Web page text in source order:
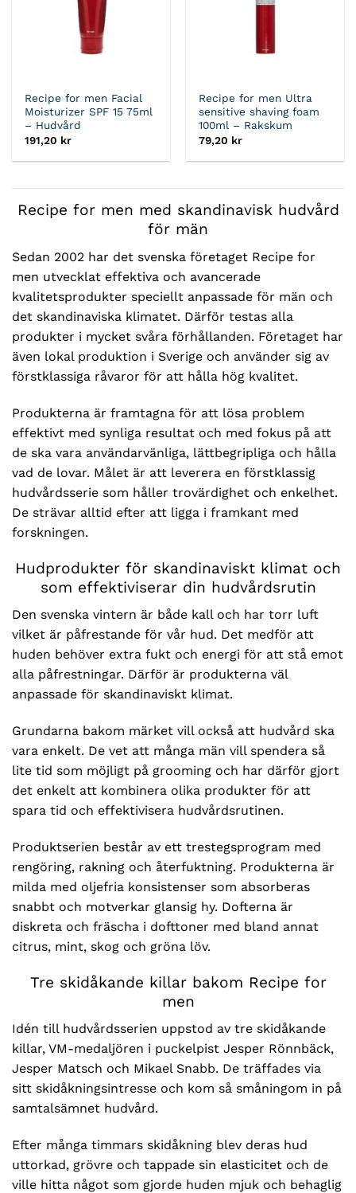
Recipe for men Facial
Moisturizer SPF 15 75ml
– Hudvård
191,20 kr
Recipe for men Ultra
sensitive shaving foam
100ml – Rakskum
79,20 kr
Recipe for men med skandinavisk hudvård
för män
Sedan 2002 har det svenska företaget Recipe for
men utvecklat effektiva och avancerade
kvalitetsprodukter speciellt anpassade för män och
det skandinaviska klimatet. Därför testas alla
produkter i mycket svåra förhållanden. Företaget har
även lokal produktion i Sverige och använder sig av
förstklassiga råvaror för att hålla hög kvalitet.
Produkterna är framtagna för att lösa problem
effektivt med synliga resultat och med fokus på att
de ska vara användarvänliga, lättbegripliga och hålla
vad de lovar. Målet är att leverera en förstklassig
hudvårdsserie som håller trovärdighet och enkelhet.
De strävar alltid efter att ligga i framkant med
forskningen.
Hudprodukter för skandinaviskt klimat och
som effektiviserar din hudvårdsrutin
Den svenska vintern är både kall och har torr luft
vilket är påfrestande för vår hud. Det medför att
huden behöver extra fukt och energi för att stå emot
alla påfrestningar. Därför är produkterna väl
anpassade för skandinaviskt klimat.
Grundarna bakom märket vill också att hudvård ska
vara enkelt. De vet att många män vill spendera så
lite tid som möjligt på grooming och har därför gjort
det enkelt att kombinera olika produkter för att
spara tid och effektivisera hudvårdsrutinen.
Produktserien består av ett trestegsprogram med
rengöring, rakning och återfuktning. Produkterna är
milda med oljefria konsistenser som absorberas
snabbt och motverkar glansig hy. Dofterna är
diskreta och fräscha i dofttoner med bland annat
citrus, mint, skog och gröna löv.
Tre skidåkande killar bakom Recipe for
men
Idén till hudvårdsserien uppstod av tre skidåkande
killar, VM-medaljören i puckelpist Jesper Rönnbäck,
Jesper Matsch och Mikael Snabb. De träffades via
sitt skidåkningsintresse och kom så småningom in på
samtalsämnet hudvård.
Efter många timmars skidåkning blev deras hud
uttorkad, grövre och tappade sin elasticitet och de
ville hitta något som gjorde huden mjuk och behaglig